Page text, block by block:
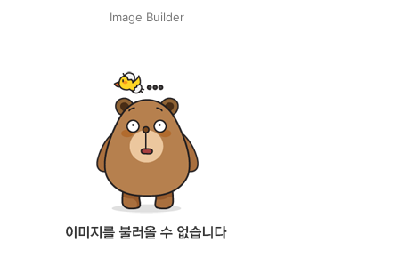
Image Builder